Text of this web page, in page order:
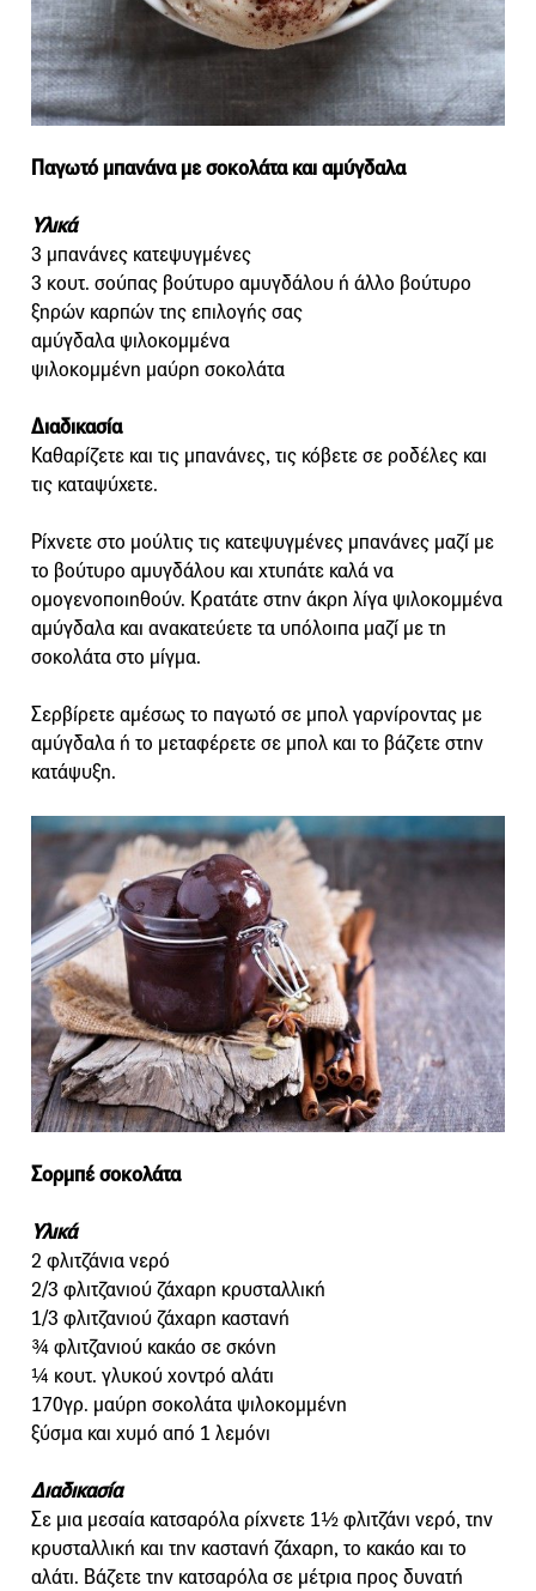
Παγωτό μπανάνα με σοκολάτα και αμύγδαλα
Υλικά
3 μπανάνες κατεψυγμένες
3 κουτ. σούπας βούτυρο αμυγδάλου ή άλλο βούτυρο
ξηρών καρπών της επιλογής σας
αμύγδαλα ψιλοκομμένα
ψιλοκομμένη μαύρη σοκολάτα
Διαδικασία
Καθαρίζετε και τις μπανάνες, τις κόβετε σε ροδέλες και
τις καταψύχετε.
Ρίχνετε στο μούλτις τις κατεψυγμένες μπανάνες μαζί με
το βούτυρο αμυγδάλου και χτυπάτε καλά να
ομογενοποιηθούν. Κρατάτε στην άκρη λίγα ψιλοκομμένα
αμύγδαλα και ανακατεύετε τα υπόλοιπα μαζί με τη
σοκολάτα στο μίγμα.
Σερβίρετε αμέσως το παγωτό σε μπολ γαρνίροντας με
αμύγδαλα ή το μεταφέρετε σε μπολ και το βάζετε στην
κατάψυξη.
Σορμπέ σοκολάτα
Υλικά
2 φλιτζάνια νερό
2/3 φλιτζανιού ζάχαρη κρυσταλλική
1/3 φλιτζανιού ζάχαρη καστανή
¾ φλιτζανιού κακάο σε σκόνη
¼ κουτ. γλυκού χοντρό αλάτι
170γρ. μαύρη σοκολάτα ψιλοκομμένη
ξύσμα και χυμό από 1 λεμόνι
Διαδικασία
Σε μια μεσαία κατσαρόλα ρίχνετε 1½ φλιτζάνι νερό, την
κρυσταλλική και την καστανή ζάχαρη, το κακάο και το
αλάτι. Βάζετε την κατσαρόλα σε μέτρια προς δυνατή